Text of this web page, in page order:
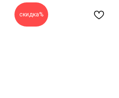
скидка%